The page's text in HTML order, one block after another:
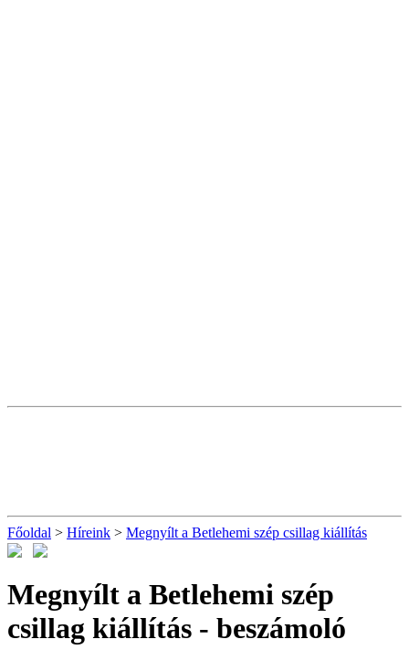
Főoldal > Híreink > Megnyílt a Betlehemi szép csillag kiállítás
Megnyílt a Betlehemi szép
csillag kiállítás - beszámoló